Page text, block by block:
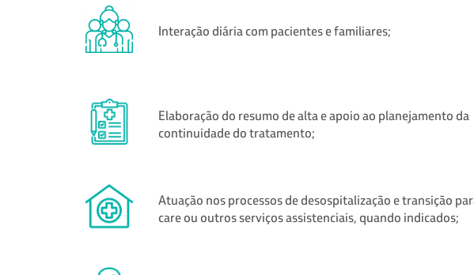
Interação diária com pacientes e familiares;
Elaboração do resumo de alta e apoio ao planejamento da
continuidade do tratamento;
Atuação nos processos de desospitalização e transição
care ou outros serviços assistenciais, quando indicados;